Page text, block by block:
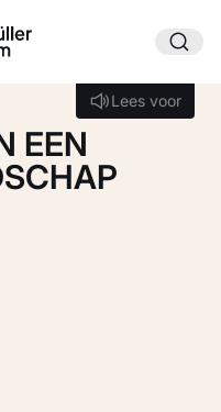
Lees voor
Lees voor
EEN